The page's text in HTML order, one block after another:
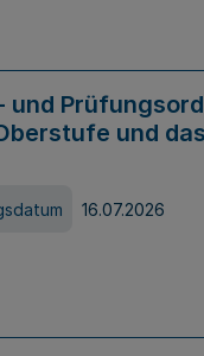
und
und
16.07.2026